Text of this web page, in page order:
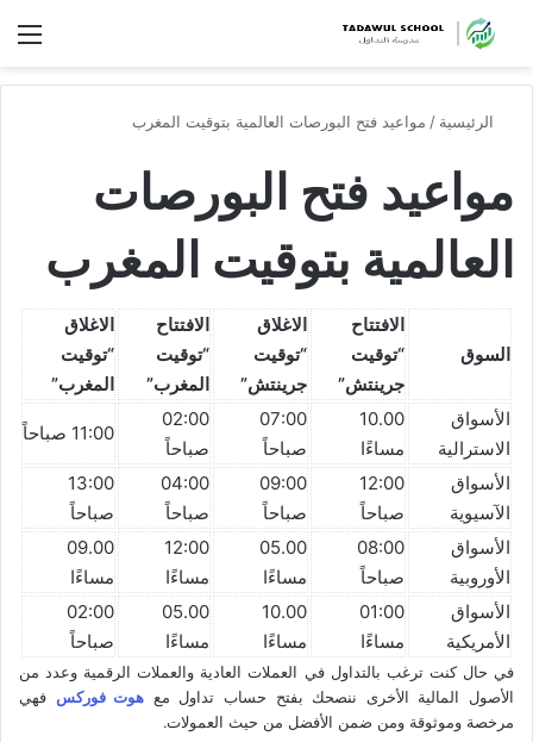
الرئيسية / مواعيد فتح البورصات العالمية بتوقيت المغرب
مواعيد فتح البورصات
العالمية بتوقيت المغرب
السوق
الافتتاح
“توقيت
جرينتش”
الاغلاق
“توقيت
جرينتش”
الافتتاح
“توقيت
المغرب”
الاغلاق
“توقيت
المغرب”
الأسواق
الاسترالية
10.00
مساءًا
07:00
صباحاً
02:00
صباحاً
11:00 صباحاً
الأسواق
الآسيوية
12:00
صباحاً
09:00
صباحاً
04:00
صباحاً
13:00
صباحاً
الأسواق
الأوروبية
08:00
صباحاً
05.00
مساءًا
12:00
مساءًا
09.00
مساءًا
الأسواق
الأمريكية
01:00
مساءًا
10.00
مساءًا
05.00
مساءًا
02:00
صباحاً
في حال كنت ترغب بالتداول في العملات العادية والعملات الرقمية وعدد من
الأصول المالية الأخرى ننصحك بفتح حساب تداول مع هوت فوركس فهي
مرخصة وموثوقة ومن ضمن الأفضل من حيث العمولات.